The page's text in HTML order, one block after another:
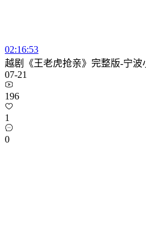
02:16:53
越剧《王老虎抢亲》完整版-宁波
07-21
196
1
0